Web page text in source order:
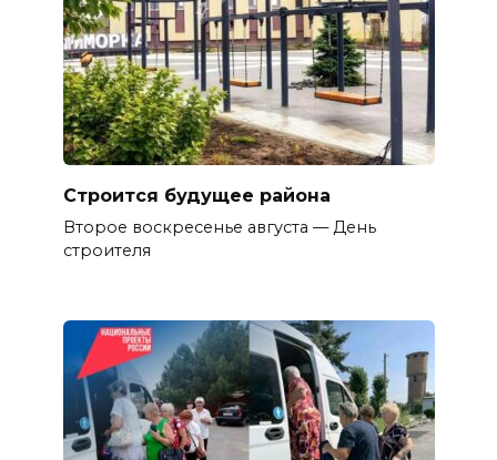
Строится будущее района
Второе воскресенье августа — День
строителя